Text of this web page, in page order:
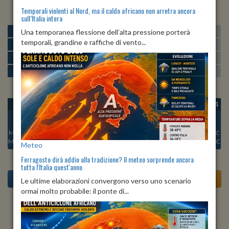
MATTINA min:20º max:26º U:
POMERIGGIO min:27º max:28º
SERA min:24º max:30º U:76% 89%
NOTTE min: 20º max:23º U:85%
OGGI
Min:
22°C
Max:23°C
DOM 09
Min:
Max:23°C
LUN 10
Min:21°C
Max:23°C
MAR 11
Min:
22°C
Max:25°C
MER 12
Max:23°C
GIO 13
Min:19°C
Max:22°C
VEN 14
19°C
Max:22°C
Previsioni del Tempo a Torrebelvicino di domani
Temporali violenti al Nord, ma il caldo africano non arretra ancora
sull’Italia intera
Una temporanea flessione dell’alta pressione porterà
temporali, grandine e raffiche di vento...
Meteo
Ferragosto dirà addio alla tradizione? Il meteo sorprende ancora
tutta l'Italia quest'anno
Le ultime elaborazioni convergono verso uno scenario
ormai molto probabile: il ponte di...